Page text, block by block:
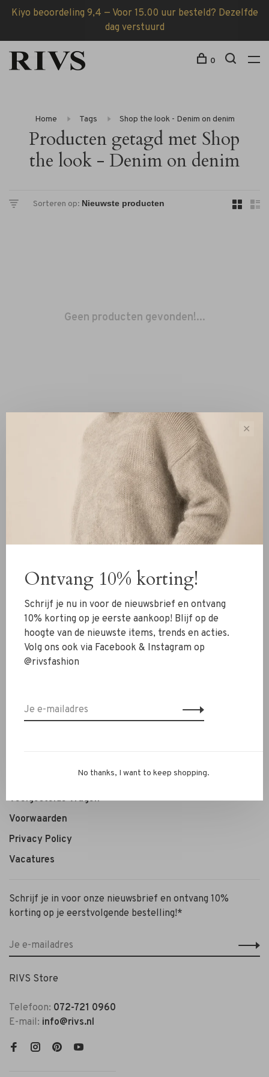
Kiyo beoordeling 9,4 — Voor 15.00 uur besteld? Dezelfde
dag verstuurd
0
Home Tags Shop the look - Denim on denim
Producten getagd met Shop
the look - Denim on denim
Sorteren op:
Geen producten gevonden!...
Toon 1 - 0 van 0
Schoenen
Sieraden
Accessoires
SALE
Contact
Personal Styling / Private Shopping
Veelgestelde vragen
Voorwaarden
Privacy Policy
Vacatures
Schrijf je in voor onze nieuwsbrief en ontvang 10%
korting op je eerstvolgende bestelling!*
RIVS Store
Telefoon: 072-721 0960
E-mail: info@rivs.nl
✕
Ontvang 10% korting!
Schrijf je nu in voor de nieuwsbrief en ontvang
10% korting op je eerste aankoop! Blijf op de
hoogte van de nieuwste items, trends en acties.
Volg ons ook via Facebook & Instagram op
@rivsfashion
No thanks, I want to keep shopping.